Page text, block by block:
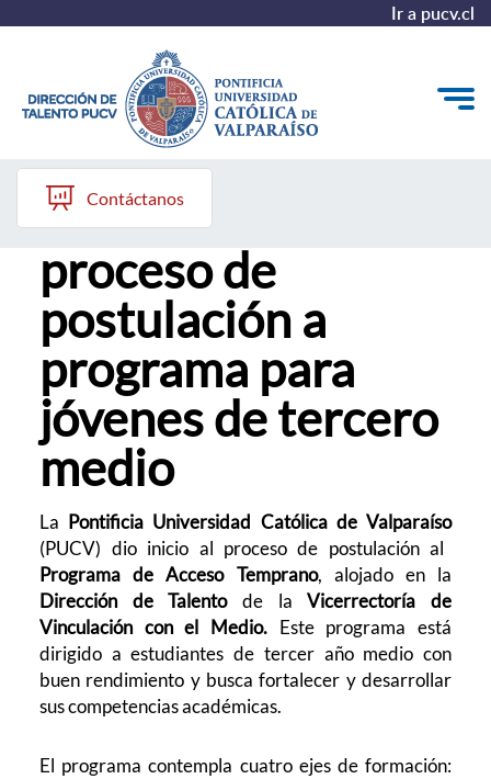
Ir a pucv.cl
Quiénes somos
Nuestros Programas
Investigación
Recursos
Contáctanos
PUCV inicia
proceso de
postulación a
programa para
jóvenes de tercero
medio
La Pontificia Universidad Católica de Valparaíso
(PUCV) dio inicio al proceso de postulación al
Programa de Acceso Temprano, alojado en la
Dirección de Talentode laVicerrectoría de
Vinculación con el Medio. Este programa está
dirigido a estudiantes de tercer año medio con
buen rendimiento y busca fortalecer y desarrollar
sus competencias académicas.
El programa contempla cuatro ejes de formación: